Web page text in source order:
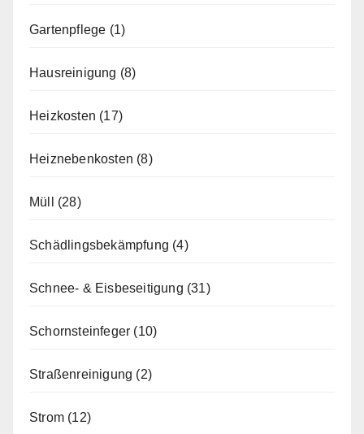
Gartenpflege (1)
Hausreinigung (8)
Heizkosten (17)
Heiznebenkosten (8)
Müll (28)
Schädlingsbekämpfung (4)
Schnee- & Eisbeseitigung (31)
Schornsteinfeger (10)
Straßenreinigung (2)
Strom (12)